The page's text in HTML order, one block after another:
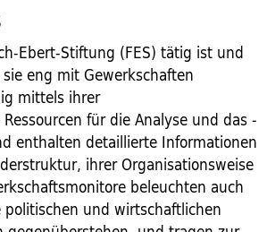
Ebert-Stiftung (FES) tätig ist und
eng mit Gewerkschaften
mittels ihrer
für die Analyse und das
enthalten detaillierte Informationen
ihrer Organisationsweise
beleuchten auch
und wirtschaftlichen